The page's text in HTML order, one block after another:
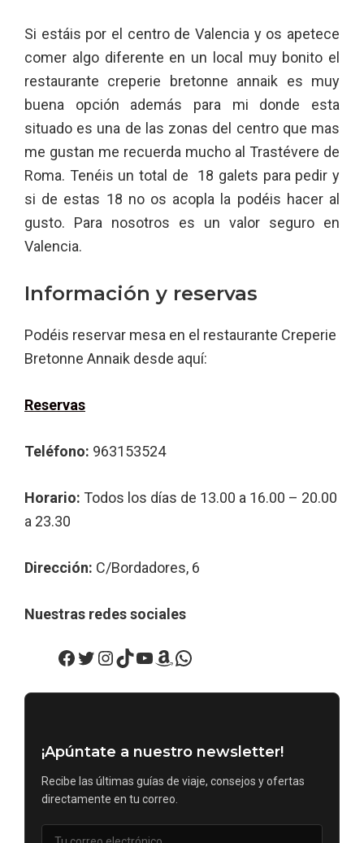
Si estáis por el centro de Valencia y os apetece
comer algo diferente en un local muy bonito el
restaurante creperie bretonne annaik es muy
buena opción además para mi donde esta
situado es una de las zonas del centro que mas
me gustan me recuerda mucho al Trastévere de
Roma. Tenéis un total de 18 galets para pedir y
si de estas 18 no os acopla la podéis hacer al
gusto. Para nosotros es un valor seguro en
Valencia.
Información y reservas
Podéis reservar mesa en el restaurante Creperie
Bretonne Annaik desde aquí:
Reservas
Teléfono: 963153524
Horario: Todos los días de 13.00 a 16.00 – 20.00
a 23.30
Dirección: C/Bordadores, 6
Nuestras redes sociales
Facebook
Twitter
Instagram
TikTok
YouTube
Amazon
WhatsApp
¡Apúntate a nuestro newsletter!
Recibe las últimas guías de viaje, consejos y ofertas
directamente en tu correo.